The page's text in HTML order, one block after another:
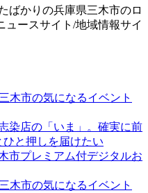
ばかりの兵庫県三木市のロ
ュースサイト/地域情報サイ
木市の気になるイベント
染店の「いま」。確実に前
と押しを届けたい
木市プレミアム付デジタルお
木市の気になるイベント